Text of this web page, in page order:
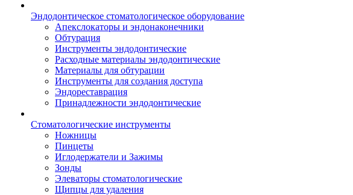
Эндодонтическое стоматологическое оборудование
Апекслокаторы и эндонаконечники
Обтурация
Инструменты эндодонтические
Расходные материалы эндодонтические
Материалы для обтурации
Инструменты для создания доступа
Эндореставрация
Принадлежности эндодонтические
Стоматологические инструменты
Ножницы
Пинцеты
Иглодержатели и Зажимы
Зонды
Элеваторы стоматологические
Щипцы для удаления